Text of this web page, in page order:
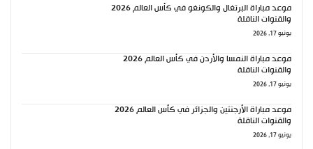
موعد مباراة البرتغال والكونغو في كأس العالم 2026
والقنوات الناقلة
يونيو 17, 2026
موعد مباراة النمسا والأردن في كأس العالم 2026
والقنوات الناقلة
يونيو 17, 2026
موعد مباراة الأرجنتين والجزائر في كأس العالم 2026
والقنوات الناقلة
يونيو 17, 2026